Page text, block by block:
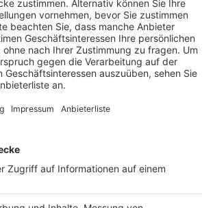
der neue Platz auf der Fläche
in einen Kunstrasenplatz
am Platz in Kirchherten
eine Laufbahn und eine
dazu. Die Kosten für die Plätze
Millionen Euro – davon werden 1,5